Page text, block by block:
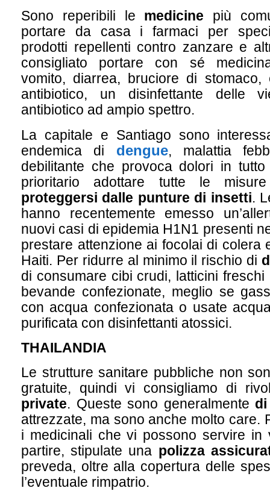
Sono reperibili le medicine più
portare da casa i farmaci per
prodotti repellenti contro zanzare e
consigliato portare con sé
vomito, diarrea, bruciore di stomaco,
antibiotico, un disinfettante delle
antibiotico ad ampio spettro.
La capitale e Santiago sono
endemica di dengue, malattia
debilitante che provoca dolori in
prioritario adottare tutte le
proteggersi dalle punture di insetti.
hanno recentemente emesso
nuovi casi di epidemia H1N1 presenti
prestare attenzione ai focolai di colera
Haiti. Per ridurre al minimo il rischio di
di consumare cibi crudi, latticini
bevande confezionate, meglio se
con acqua confezionata o usate
purificata con disinfettanti atossici.
THAILANDIA
Le strutture sanitare pubbliche non
gratuite, quindi vi consigliamo di
private. Queste sono generalmente
attrezzate, ma sono anche molto care.
i medicinali che vi possono servire in
partire, stipulate una polizza
preveda, oltre alla copertura delle
l’eventuale rimpatrio.